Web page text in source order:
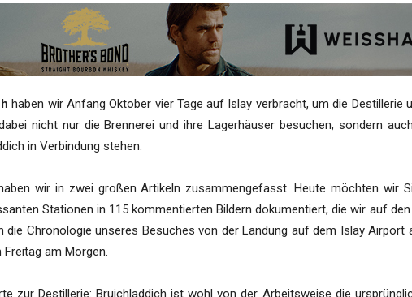
haben wir Anfang Oktober vier Tage auf Islay verbracht, um die Destillerie
nicht nur die Brennerei und ihre Lagerhäuser besuchen, sondern
in Verbindung stehen.
wir in zwei großen Artikeln zusammengefasst. Heute möchten wir
Stationen in 115 kommentierten Bildern dokumentiert, die wir auf
die Chronologie unseres Besuches von der Landung auf dem Islay Airport
am Morgen.
zur Destillerie: Bruichladdich ist wohl von der Arbeitsweise die